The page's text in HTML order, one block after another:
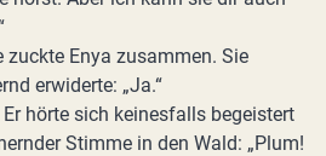
zuckte Enya zusammen. Sie
erwiderte: „Ja.“
Er hörte sich keinesfalls begeistert
Stimme in den Wald: „Plum!